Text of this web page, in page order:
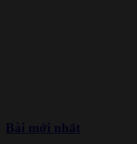
Bài mới nhất